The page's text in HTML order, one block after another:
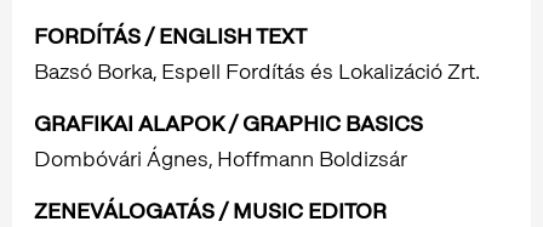
FORDÍTÁS / ENGLISH TEXT
Bazsó Borka, Espell Fordítás és Lokalizáció Zrt.
GRAFIKAI ALAPOK / GRAPHIC BASICS
Dombóvári Ágnes, Hoffmann Boldizsár
ZENEVÁLOGATÁS / MUSIC EDITOR